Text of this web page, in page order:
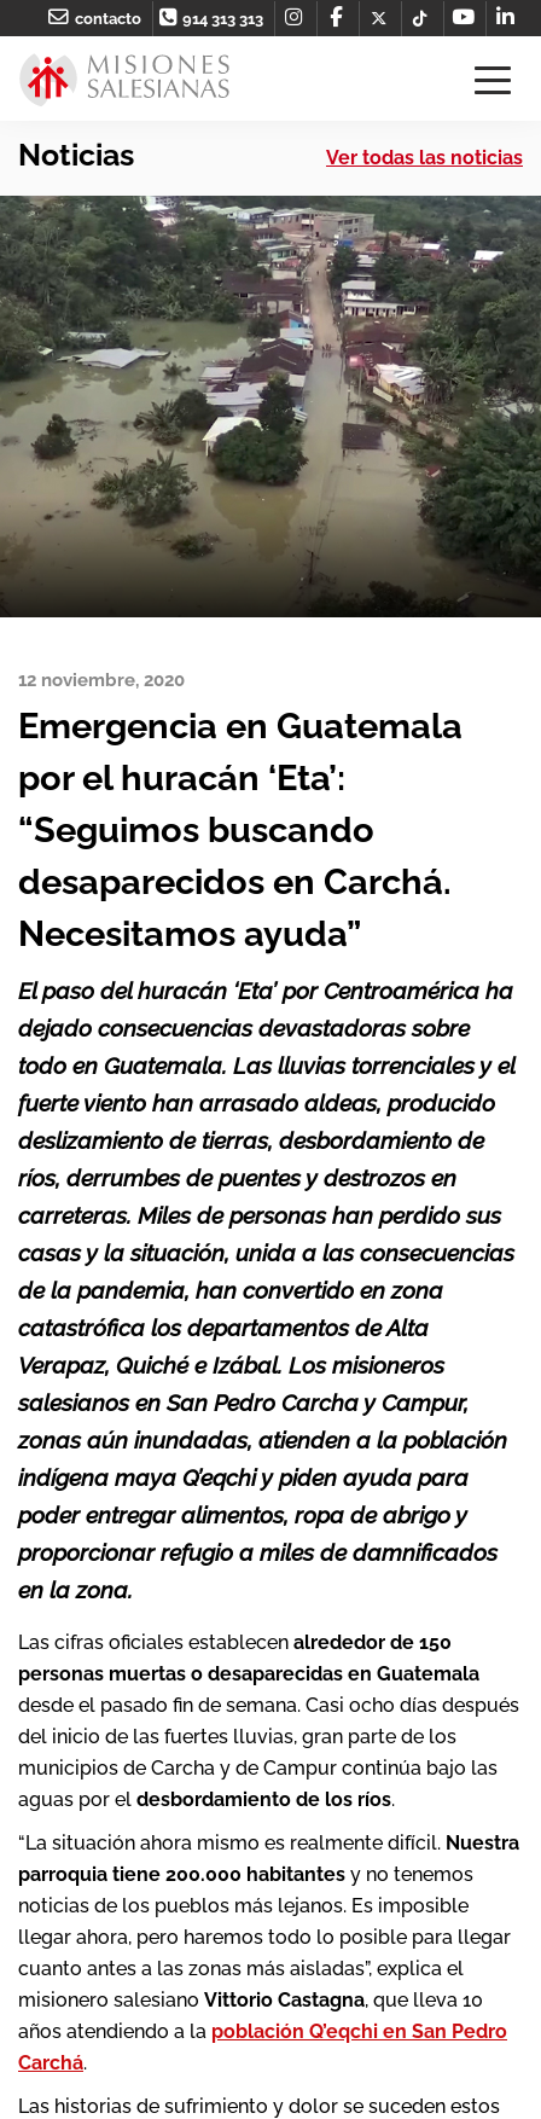
contacto 914 313 313
Noticias Ver todas las noticias
12 noviembre, 2020
Emergencia en Guatemala
por el huracán ‘Eta’:
“Seguimos buscando
desaparecidos en Carchá.
Necesitamos ayuda”
El paso del huracán ‘Eta’ por Centroamérica ha
dejado consecuencias devastadoras sobre
todo en Guatemala. Las lluvias torrenciales y el
fuerte viento han arrasado aldeas, producido
deslizamiento de tierras, desbordamiento de
ríos, derrumbes de puentes y destrozos en
carreteras. Miles de personas han perdido sus
casas y la situación, unida a las consecuencias
de la pandemia, han convertido en zona
catastrófica los departamentos de Alta
Verapaz, Quiché e Izábal. Los misioneros
salesianos en San Pedro Carcha y Campur,
zonas aún inundadas, atienden a la población
indígena maya Q’eqchi y piden ayuda para
poder entregar alimentos, ropa de abrigo y
proporcionar refugio a miles de damnificados
en la zona.
Las cifras oficiales establecen alrededor de 150
personas muertas o desaparecidas en Guatemala
desde el pasado fin de semana. Casi ocho días después
del inicio de las fuertes lluvias, gran parte de los
municipios de Carcha y de Campur continúa bajo las
aguas por el desbordamiento de los ríos.
“La situación ahora mismo es realmente difícil. Nuestra
parroquia tiene 200.000 habitantes y no tenemos
noticias de los pueblos más lejanos. Es imposible
llegar ahora, pero haremos todo lo posible para llegar
cuanto antes a las zonas más aisladas”, explica el
misionero salesiano Vittorio Castagna, que lleva 10
años atendiendo a la población Q’eqchi en San Pedro
Carchá.
Las historias de sufrimiento y dolor se suceden estos